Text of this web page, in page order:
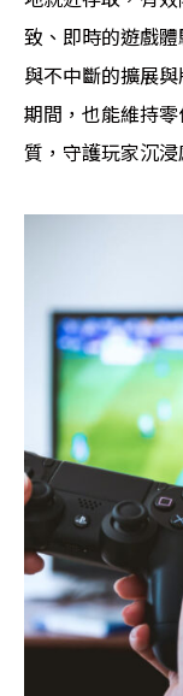
致、即時的遊戲
與不中斷的擴展
期間，也能維持
質，守護玩家沉浸